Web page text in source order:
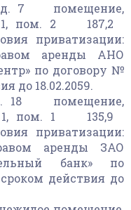
7 помещение,
1, пом. 2 187,2
приватизации:
аренды АНО
по договору №
до 18.02.2059.
18 помещение,
1, пом. 1 135,9
приватизации:
аренды ЗАО
банк» по
действия до